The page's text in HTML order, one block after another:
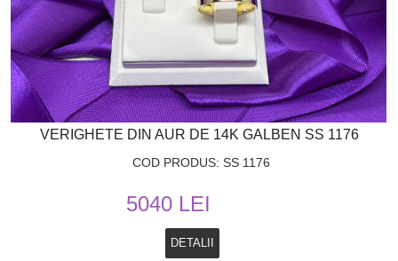
VERIGHETE DIN AUR DE 14K GALBEN SS 1176
COD PRODUS: SS 1176
5040 LEI
DETALII